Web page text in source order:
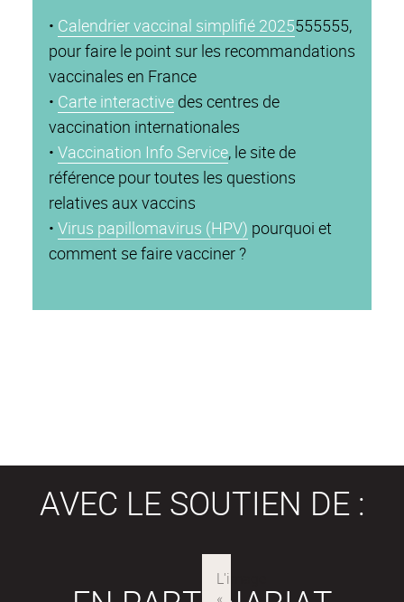
• Calendrier vaccinal simplifié 2025555555,
pour faire le point sur les recommandations
vaccinales en France
• Carte interactive des centres de
vaccination internationales
• Vaccination Info Service, le site de
référence pour toutes les questions
relatives aux vaccins
• Virus papillomavirus (HPV) pourquoi et
comment se faire vacciner ?
AVEC LE SOUTIEN DE :